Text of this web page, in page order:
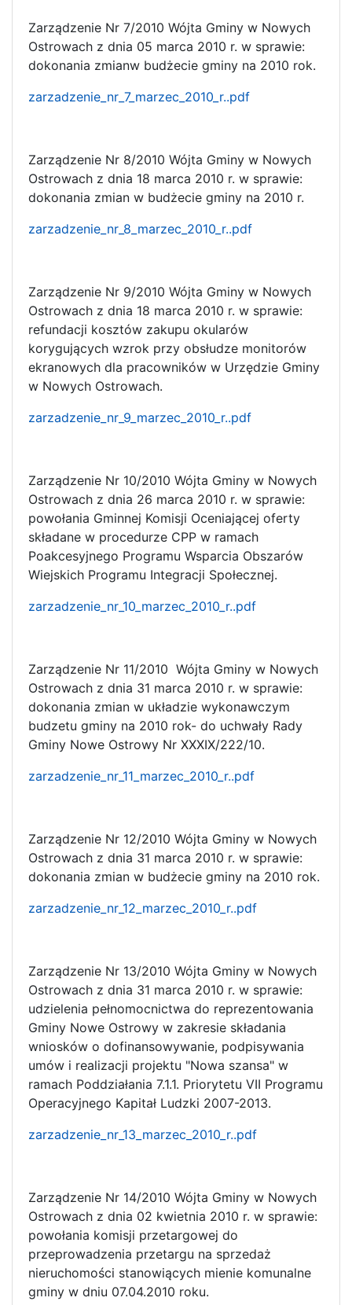
Zarządzenie Nr 7/2010 Wójta Gminy w Nowych
Ostrowach z dnia 05 marca 2010 r. w sprawie:
dokonania zmianw budżecie gminy na 2010 rok.
zarzadzenie_nr_7_marzec_2010_r..pdf
Zarządzenie Nr 8/2010 Wójta Gminy w Nowych
Ostrowach z dnia 18 marca 2010 r. w sprawie:
dokonania zmian w budżecie gminy na 2010 r.
zarzadzenie_nr_8_marzec_2010_r..pdf
Zarządzenie Nr 9/2010 Wójta Gminy w Nowych
Ostrowach z dnia 18 marca 2010 r. w sprawie:
refundacji kosztów zakupu okularów
korygujących wzrok przy obsłudze monitorów
ekranowych dla pracowników w Urzędzie Gminy
w Nowych Ostrowach.
zarzadzenie_nr_9_marzec_2010_r..pdf
Zarządzenie Nr 10/2010 Wójta Gminy w Nowych
Ostrowach z dnia 26 marca 2010 r. w sprawie:
powołania Gminnej Komisji Oceniającej oferty
składane w procedurze CPP w ramach
Poakcesyjnego Programu Wsparcia Obszarów
Wiejskich Programu Integracji Społecznej.
zarzadzenie_nr_10_marzec_2010_r..pdf
Zarządzenie Nr 11/2010 Wójta Gminy w Nowych
Ostrowach z dnia 31 marca 2010 r. w sprawie:
dokonania zmian w układzie wykonawczym
budzetu gminy na 2010 rok- do uchwały Rady
Gminy Nowe Ostrowy Nr XXXIX/222/10.
zarzadzenie_nr_11_marzec_2010_r..pdf
Zarządzenie Nr 12/2010 Wójta Gminy w Nowych
Ostrowach z dnia 31 marca 2010 r. w sprawie:
dokonania zmian w budżecie gminy na 2010 rok.
zarzadzenie_nr_12_marzec_2010_r..pdf
Zarządzenie Nr 13/2010 Wójta Gminy w Nowych
Ostrowach z dnia 31 marca 2010 r. w sprawie:
udzielenia pełnomocnictwa do reprezentowania
Gminy Nowe Ostrowy w zakresie składania
wniosków o dofinansowywanie, podpisywania
umów i realizacji projektu "Nowa szansa" w
ramach Poddziałania 7.1.1. Priorytetu VII Programu
Operacyjnego Kapitał Ludzki 2007-2013.
zarzadzenie_nr_13_marzec_2010_r..pdf
Zarządzenie Nr 14/2010 Wójta Gminy w Nowych
Ostrowach z dnia 02 kwietnia 2010 r. w sprawie:
powołania komisji przetargowej do
przeprowadzenia przetargu na sprzedaż
nieruchomości stanowiących mienie komunalne
gminy w dniu 07.04.2010 roku.